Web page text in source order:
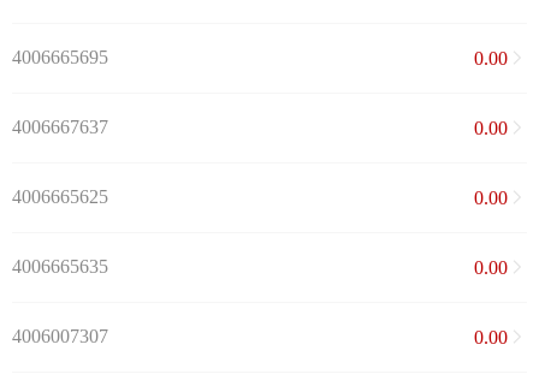
4006665695 0.00
4006667637 0.00
4006665625 0.00
4006665635 0.00
4006007307 0.00